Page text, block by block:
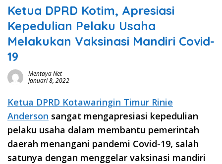
Ketua DPRD Kotim, Apresiasi
Kepedulian Pelaku Usaha
Melakukan Vaksinasi Mandiri Covid-
19
Mentaya Net
Januari 8, 2022
Ketua DPRD Kotawaringin Timur Rinie
Anderson sangat mengapresiasi kepedulian
pelaku usaha dalam membantu pemerintah
daerah menangani pandemi Covid-19, salah
satunya dengan menggelar vaksinasi mandiri